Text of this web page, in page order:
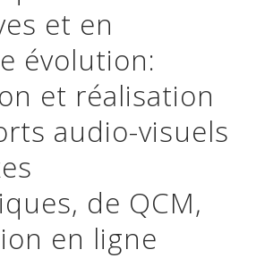
et en
évolution:
et réalisation
audio-visuels
de QCM,
en ligne